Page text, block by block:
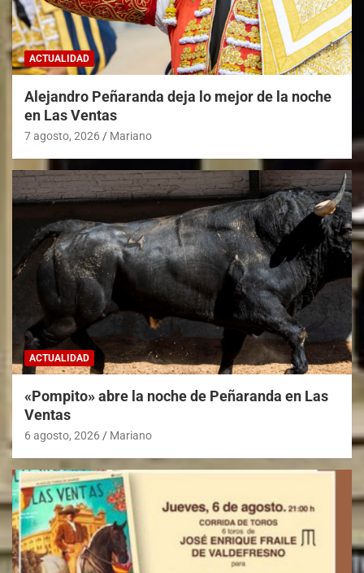
ACTUALIDAD
Alejandro Peñaranda deja lo mejor de la noche
en Las Ventas
7 agosto, 2026 Mariano
ACTUALIDAD
«Pompito» abre la noche de Peñaranda en Las
Ventas
6 agosto, 2026 Mariano